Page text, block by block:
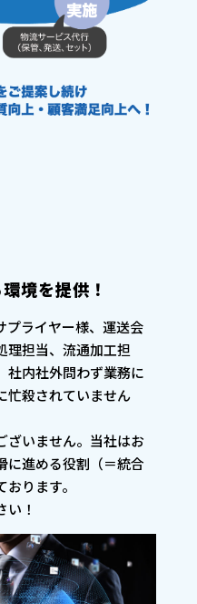
境を提供！
プライヤー様、運送会
担当、流通加工担
内社外問わず業務に
忙殺されていません
ざいません。当社はお
に進める役割（＝統合
ります。
！